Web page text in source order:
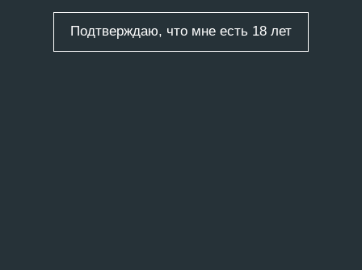
Подтверждаю, что мне есть 18 лет